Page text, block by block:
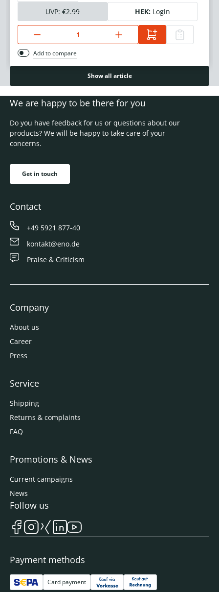
UVP: €2.99 HEK: Login
Add to compare
Show all article
We are happy to be there for you
Do you have feedback for us or questions about our
products? We will be happy to take care of your
concerns.
Get in touch
Contact
+49 5921 877-40
kontakt@eno.de
Praise & Criticism
Company
About us
Career
Press
Service
Shipping
Returns & complaints
FAQ
Promotions & News
Current campaigns
News
Payment methods
Card payment
Follow us